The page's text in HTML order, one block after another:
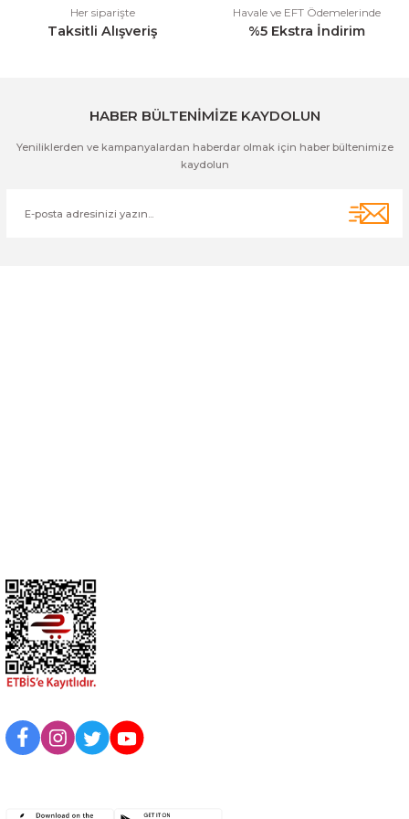
Her siparişte
Taksitli Alışveriş
Havale ve EFT Ödemelerinde
%5 Ekstra İndirim
HABER BÜLTENİMİZE KAYDOLUN
Yeniliklerden ve kampanyalardan haberdar olmak için haber bültenimize
kaydolun